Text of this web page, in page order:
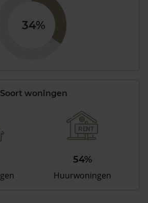
34%
Soort woningen
54%
Huurwoningen